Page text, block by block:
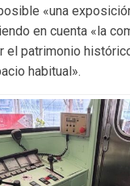
«una
en cuenta «la
el patrimonio
habitual».